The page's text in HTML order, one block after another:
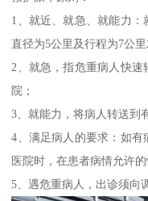
1、就近、就急、就能力
直径为5公里及行程为7公里
2、就急，指危重病人快
院；
3、就能力，将病人转送到
4、满足病人的要求：如有
医院时，在患者病情允许
5、遇危重病人，出诊须向